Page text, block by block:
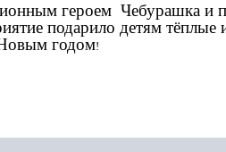
героем Чебурашка и
подарило детям тёплые
годом!